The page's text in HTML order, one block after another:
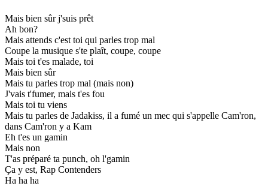
Mais bien sûr j'suis prêt
Ah bon?
Mais attends c'est toi qui parles trop mal
Coupe la musique s'te plaît, coupe, coupe
Mais toi t'es malade, toi
Mais bien sûr
Mais tu parles trop mal (mais non)
J'vais t'fumer, mais t'es fou
Mais toi tu viens
Mais tu parles de Jadakiss, il a fumé un mec qui s'appelle Cam'ron,
dans Cam'ron y a Kam
Eh t'es un gamin
Mais non
T'as préparé ta punch, oh l'gamin
Ça y est, Rap Contenders
Ha ha ha